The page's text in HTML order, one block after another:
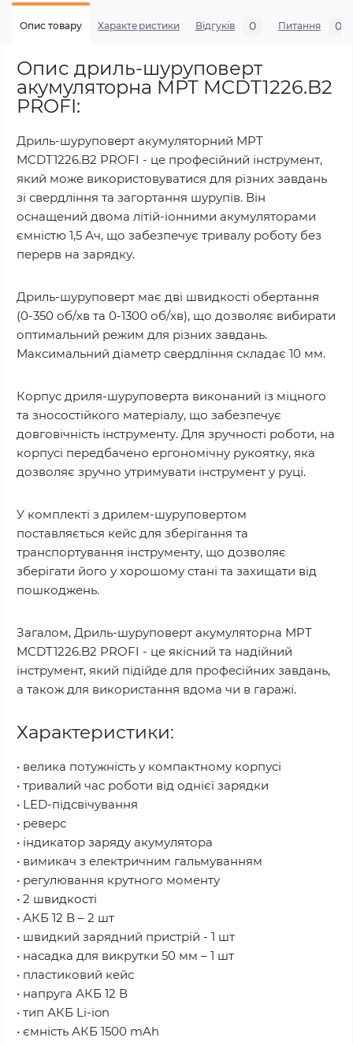
Опис товару Характеристики Відгуків 0 Питання 0
Опис дриль-шуруповерт
акумуляторна MPT MCDT1226.B2
PROFI:
Дриль-шуруповерт акумуляторний MPT
MCDT1226.B2 PROFI - це професійний інструмент,
який може використовуватися для різних завдань
зі свердління та загортання шурупів. Він
оснащений двома літій-іонними акумуляторами
ємністю 1,5 Ач, що забезпечує тривалу роботу без
перерв на зарядку.
Дриль-шуруповерт має дві швидкості обертання
(0-350 об/хв та 0-1300 об/хв), що дозволяє вибирати
оптимальний режим для різних завдань.
Максимальний діаметр свердління складає 10 мм.
Корпус дриля-шуруповерта виконаний із міцного
та зносостійкого матеріалу, що забезпечує
довговічність інструменту. Для зручності роботи, на
корпусі передбачено ергономічну рукоятку, яка
дозволяє зручно утримувати інструмент у руці.
У комплекті з дрилем-шуруповертом
поставляється кейс для зберігання та
транспортування інструменту, що дозволяє
зберігати його у хорошому стані та захищати від
пошкоджень.
Загалом, Дриль-шуруповерт акумуляторна MPT
MCDT1226.B2 PROFI - це якісний та надійний
інструмент, який підійде для професійних завдань,
а також для використання вдома чи в гаражі.
Характеристики:
• велика потужність у компактному корпусі
• тривалий час роботи від однієї зарядки
• LED-підсвічування
• реверс
• індикатор заряду акумулятора
• вимикач з електричним гальмуванням
• регулювання крутного моменту
• 2 швидкості
• АКБ 12 В – 2 шт
• швидкий зарядний пристрій - 1 шт
• насадка для викрутки 50 мм – 1 шт
• пластиковий кейс
• напруга АКБ 12 В
• тип АКБ Li-ion
• ємність АКБ 1500 mAh